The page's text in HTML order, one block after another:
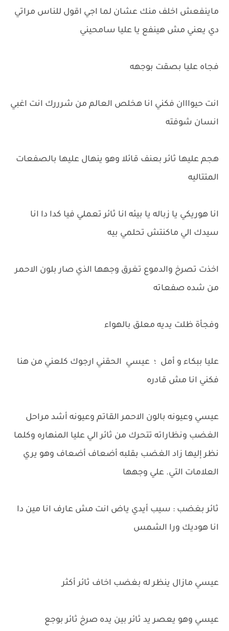
ماينفعش اخلف منك عشان لما اجي اقول للناس مراتي
دي يعني مش هينفع يا عليا سامحيني
فجاه عليا بصقت بوجهه
انت حيوااان فكني انا هخلص العالم من شرررك انت اغبي
انسان شوفته
هجم عليها ثائر بعنف قائلا وهو ينهال عليها بالصفعات
المتتاليه
انا هوريكي يا زباله يا بيئه انا ثائر تعملي فيا كدا دا انا
سيدك الي ماكنتش تحلمي بيه
اخذت تصرخ والدموع تغرق وجهها الذي صار بلون الاحمر
من شده صفعاته
وفجأة ظلت يديه معلق بالهواء
عليا ببكاء و أمل ؛ عيسي الحقني ارجوك كلعني من هنا
فكني انا مش قادره
عيسي وعيونه بالون الاحمر القاتم وعيونه أشد مراحل
الغضب ونظاراته تتحرك من ثائر الي عليا المنهاره وكلما
نظر إليها زاد الغضب بقلبه أضعاف أضعاف وهو يري
العلامات التي. علي وجهها
ثائر بغضب : سيب أيدي ياض انت مش عارف انا مين دا
انا هوديك ورا الشمس
عيسي مازال ينظر له بغضب اخاف ثائر أكثر
عيسي وهو يعصر يد ثائر بين يده صرخ ثائر بوجع